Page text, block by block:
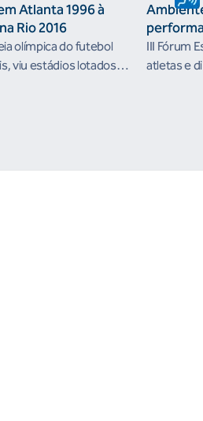
Atlanta 1996 à
Rio 2016
olímpica do futebol
viu estádios lotados
III Fórum
atletas e